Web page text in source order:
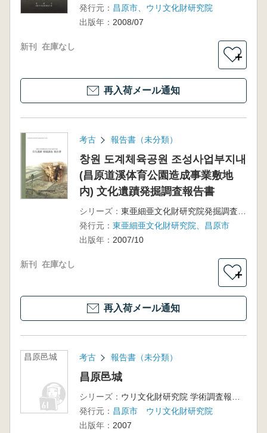
発行元： 昌原市、ウリ文化財研究院
出版年： 2008/07
新刊 在庫なし
＋
再入荷メール通知
考古 報告書（未分類）
창원 도계체육공원 조성사업부지내
(昌原道溪体育公園造成事業敷地
内) 文化遺蹟発掘調査報告書
シリーズ：
発行元： 東亜細亜文化財研究院、昌原市
出版年： 2007/10
新刊 在庫なし
＋
再入荷メール通知
昌原邑城 考古 報告書（未分類）
昌原邑城
シリーズ：
発行元： 昌原市 ウリ文化財研究院
出版年： 2007